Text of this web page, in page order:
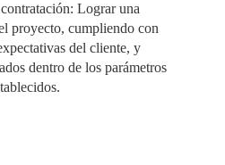
Lograr una
proyecto, cumpliendo con
del cliente, y
dentro de los parámetros